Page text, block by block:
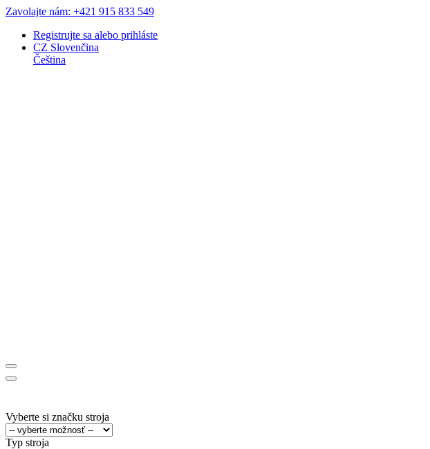
Zavolajte nám: +421 915 833 549
Registrujte sa alebo prihláste
CZ Slovenčina
Čeština
Vyberte si značku stroja
Typ stroja